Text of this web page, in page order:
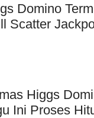
Domino
Scatter
Higgs
Ini Proses